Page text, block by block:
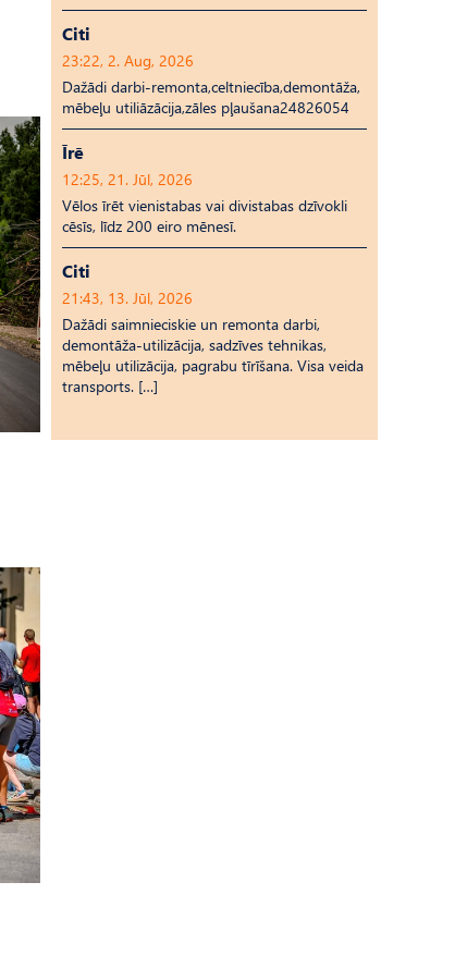
Citi
23:22, 2. Aug, 2026
Dažādi darbi-remonta,celtniecība,demontāža,
mēbeļu utiliāzācija,zāles pļaušana24826054
Īrē
12:25, 21. Jūl, 2026
Vēlos īrēt vienistabas vai divistabas dzīvokli
cēsīs, līdz 200 eiro mēnesī.
Citi
21:43, 13. Jūl, 2026
Dažādi saimnieciskie un remonta darbi,
demontāža-utilizācija, sadzīves tehnikas,
mēbeļu utilizācija, pagrabu tīrīšana. Visa veida
transports. […]